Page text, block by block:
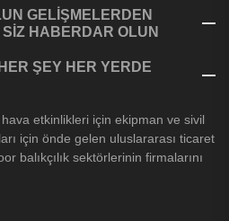
GELİŞMELERDEN
HABERDAR OLUN
ŞEY HER YERDE
hava etkinlikleri için ekipman ve sivil
için önde gelen uluslararası ticaret
balıkçılık sektörlerinin firmalarını